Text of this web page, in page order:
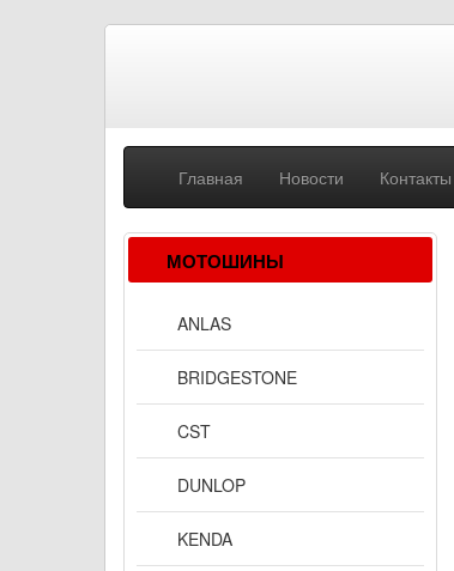
Главная Новости Контакты
МОТОШИНЫ
ANLAS
BRIDGESTONE
CST
DUNLOP
KENDA